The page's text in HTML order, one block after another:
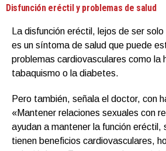
Disfunción eréctil y problemas de salud
La disfunción eréctil, lejos de ser
es un síntoma de salud que puede
problemas cardiovasculares como la
tabaquismo o la diabetes.
Pero también, señala el doctor, con
«Mantener relaciones sexuales con
ayudan a mantener la función eréctil,
tienen beneficios cardiovasculares,